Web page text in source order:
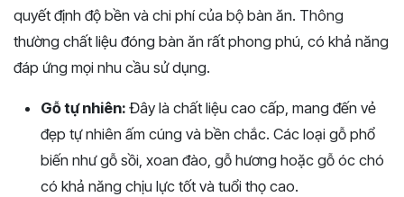
quyết định độ bền và chi phí của bộ bàn ăn. Thông
thường chất liệu đóng bàn ăn rất phong phú, có khả năng
đáp ứng mọi nhu cầu sử dụng.
Gỗ tự nhiên: Đây là chất liệu cao cấp, mang đến vẻ
đẹp tự nhiên ấm cúng và bền chắc. Các loại gỗ phổ
biến như gỗ sồi, xoan đào, gỗ hương hoặc gỗ óc chó
có khả năng chịu lực tốt và tuổi thọ cao.